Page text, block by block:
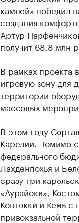
камней» победил
создания
Артур
получит 68,8 млн
В рамках проекта
игровую зону для
территории
массовых
В этом году
Карелии. Помимо
федерального
Лахденпохья и
сразу три
«Аурайоки»,
Контокки и Кемь с
привокзальной